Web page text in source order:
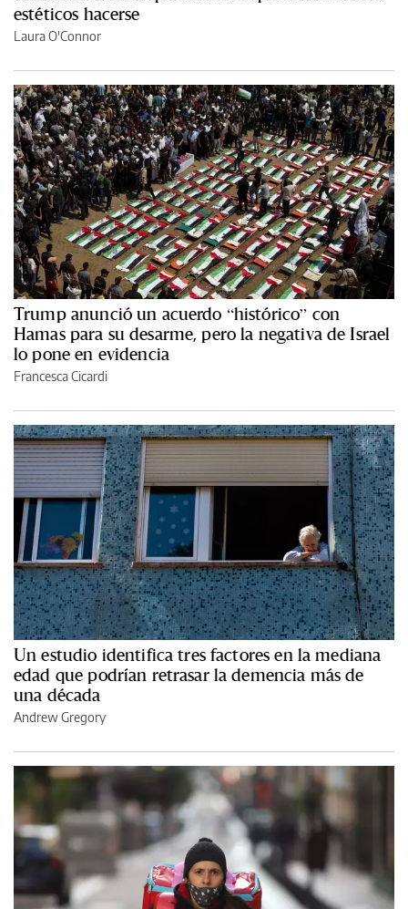
estéticos hacerse
Laura O'Connor
Trump anunció un acuerdo “histórico” con
Hamas para su desarme, pero la negativa de Israel
lo pone en evidencia
Francesca Cicardi
Un estudio identifica tres factores en la mediana
edad que podrían retrasar la demencia más de
una década
Andrew Gregory